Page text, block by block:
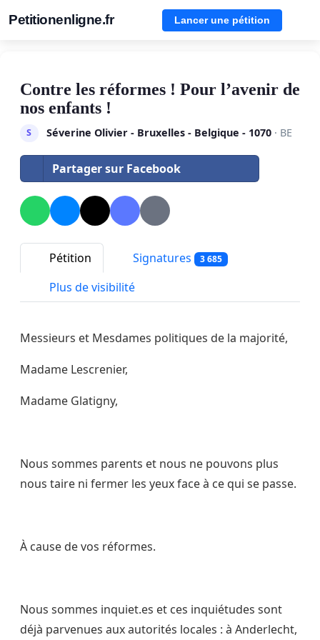
Petitionenligne.fr Lancer une pétition
Contre les réformes ! Pour l’avenir de
nos enfants !
S Séverine Olivier - Bruxelles - Belgique - 1070· BE
Partager sur Facebook
Pétition Signatures 3 685
Plus de visibilité
Messieurs et Mesdames politiques de la majorité,
Madame Lescrenier,
Madame Glatigny,
Nous sommes parents et nous ne pouvons plus
nous taire ni fermer les yeux face à ce qui se passe.
À cause de vos réformes.
Nous sommes inquiet.es et ces inquiétudes sont
déjà parvenues aux autorités locales : à Anderlecht,